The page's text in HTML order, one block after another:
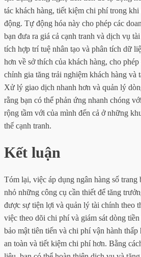
tác khách hàng, tiết kiệm chi phí trong khi
động. Tự động hóa này cho phép các
bạn đưa ra giá cả cạnh tranh và dịch vụ
tích hợp trí tuệ nhân tạo và phân tích dữ
hơn về sở thích của khách hàng, cho
chỉnh gia tăng trải nghiệm khách hàng và
Xử lý giao dịch nhanh hơn và quản lý
rằng bạn có thể phản ứng nhanh chóng
rộng tầm với của mình đến cả ở những
thế cạnh tranh.
Kết luận
Tóm lại, việc áp dụng ngân hàng số trang
nhỏ những công cụ cần thiết để tăng
được sự tiện lợi và quản lý tài chính theo
việc theo dõi chi phí và giám sát dòng
bảo mật tiên tiến và chi phí vận hành
an toàn và tiết kiệm chi phí hơn. Bằng